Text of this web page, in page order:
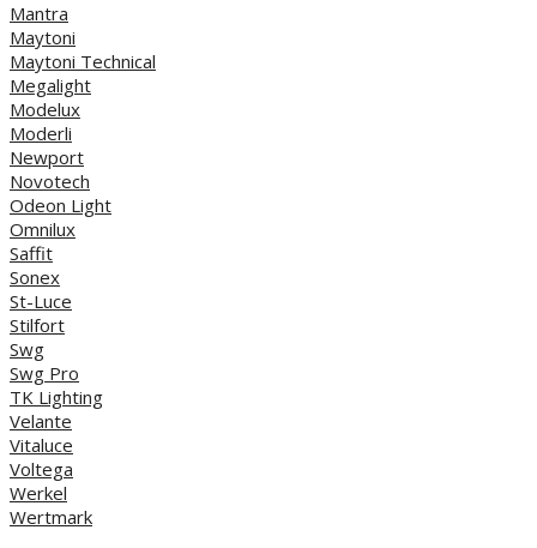
Mantra
Maytoni
Maytoni Technical
Megalight
Modelux
Moderli
Newport
Novotech
Odeon Light
Omnilux
Saffit
Sonex
St-Luce
Stilfort
Swg
Swg Pro
TK Lighting
Velante
Vitaluce
Voltega
Werkel
Wertmark